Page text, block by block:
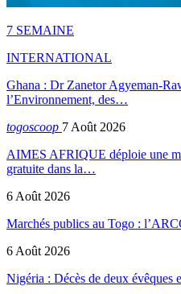
7 SEMAINE
INTERNATIONAL
Ghana : Dr Zanetor Agyeman-
l’Environnement, des…
togoscoop 7 Août 2026
AIMES AFRIQUE déploie une
gratuite dans la…
6 Août 2026
Marchés publics au Togo :
6 Août 2026
Nigéria : Décès de deux évêques